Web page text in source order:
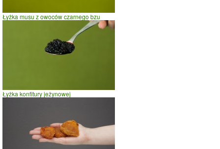
Łyżka musu z owoców czarnego bzu
Łyżka konfitury jeżynowej